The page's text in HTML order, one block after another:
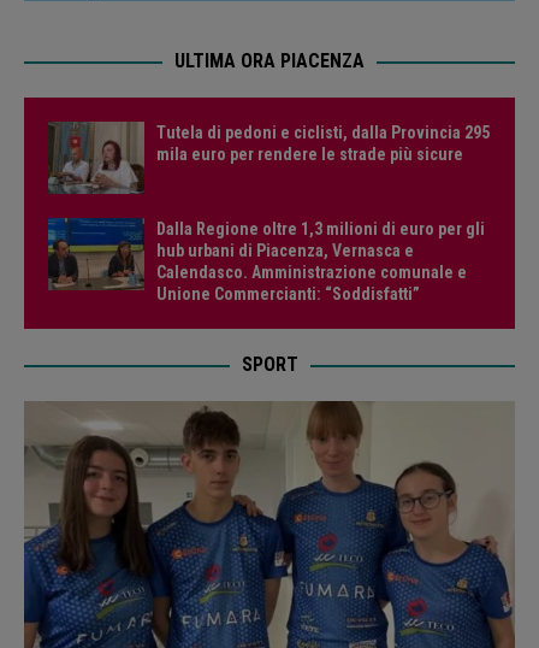
ULTIMA ORA PIACENZA
Tutela di pedoni e ciclisti, dalla Provincia 295
mila euro per rendere le strade più sicure
Dalla Regione oltre 1,3 milioni di euro per gli
hub urbani di Piacenza, Vernasca e
Calendasco. Amministrazione comunale e
Unione Commercianti: “Soddisfatti”
SPORT